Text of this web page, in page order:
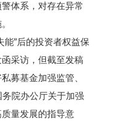
体系，对存在异常
”后的投资者权益保
采访，但截至发稿
募基金加强监管、
院办公厅关于加强
量发展的指导意